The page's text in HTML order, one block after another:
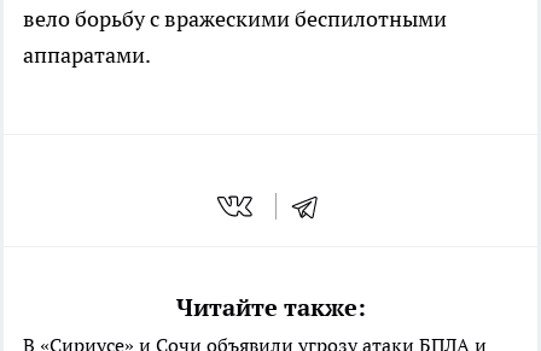
вело борьбу с вражескими беспилотными
аппаратами.
Читайте также:
В «Сириусе» и Сочи объявили угрозу атаки БПЛА и